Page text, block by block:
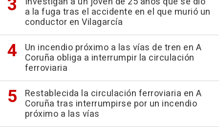
a la fuga tras el accidente en el que murió un
conductor en Vilagarcía
Un incendio próximo a las vías de tren en A
Coruña obliga a interrumpir la circulación
ferroviaria
Restablecida la circulación ferroviaria en A
Coruña tras interrumpirse por un incendio
próximo a las vías